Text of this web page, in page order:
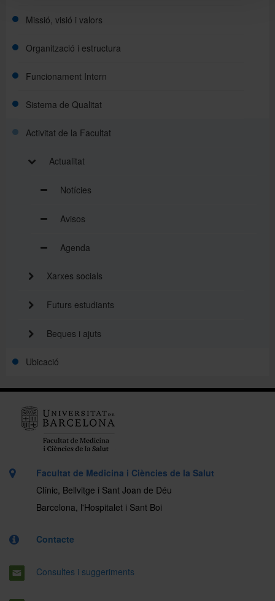
Missió, visió i valors
Organització i estructura
Funcionament Intern
Sistema de Qualitat
Activitat de la Facultat
Actualitat
Notícies
Avisos
Agenda
Xarxes socials
Futurs estudiants
Beques i ajuts
Ubicació
Facultat de Medicina i Ciències de la Salut
Clínic, Bellvitge i Sant Joan de Déu
Barcelona, l'Hospitalet i Sant Boi
Contacte
Consultes i suggeriments